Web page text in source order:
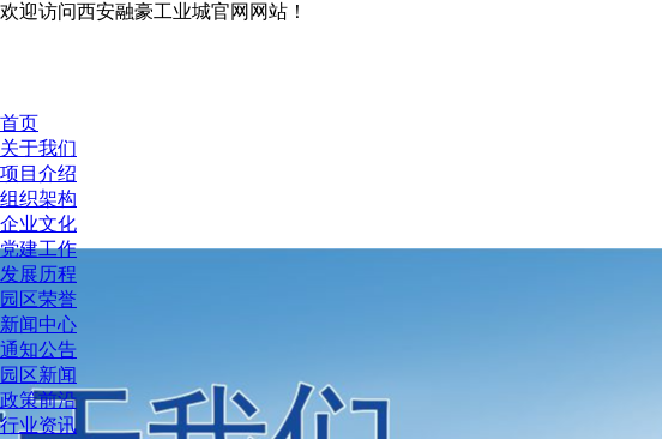
欢迎访问西安融豪工业城官网网站！
首页
关于我们
项目介绍
组织架构
企业文化
党建工作
发展历程
园区荣誉
新闻中心
通知公告
园区新闻
政策前沿
行业资讯